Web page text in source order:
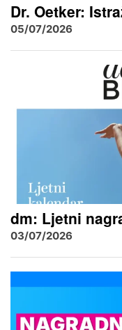
Dr. Oetker:
05/07/2026
dm: Ljetni
03/07/2026